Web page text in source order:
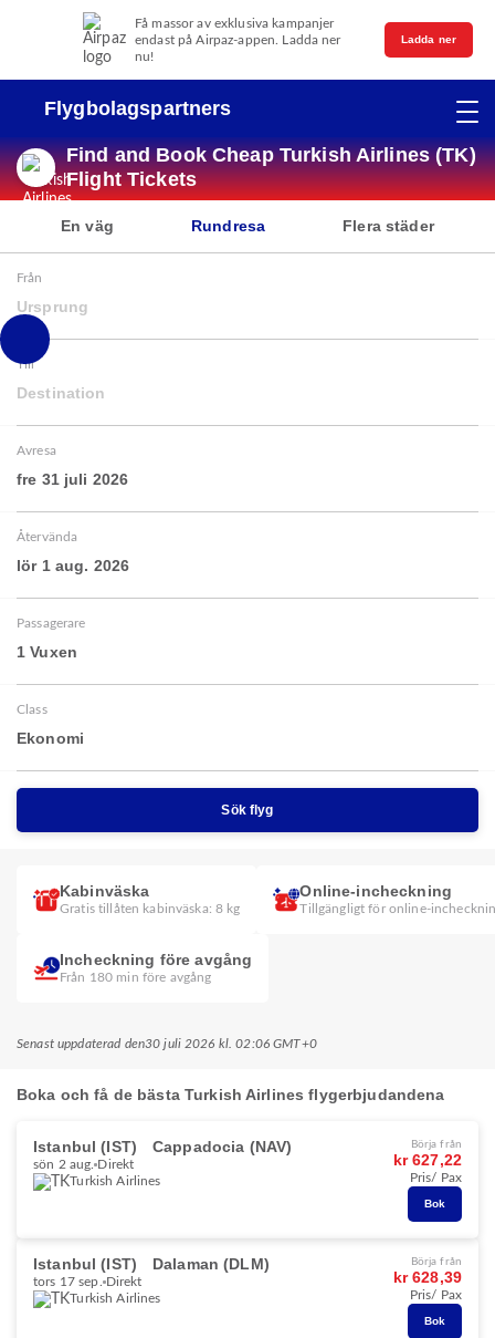
Få massor av exklusiva kampanjer
endast på Airpaz-appen. Ladda ner
nu!
Ladda ner
Flygbolagspartners
Find and Book Cheap Turkish Airlines (TK)
Flight Tickets
En väg Rundresa Flera städer
Från
Ursprung
Till
Destination
Avresa
fre 31 juli 2026
Återvända
lör 1 aug. 2026
Passagerare
1 Vuxen
Class
Ekonomi
Sök flyg
Kabinväska
Gratis tillåten kabinväska: 8 kg
Online-incheckning
Tillgängligt för online-
Incheckning före avgång
Från 180 min före avgång
Senast uppdaterad den30 juli 2026 kl. 02:06 GMT+0
Boka och få de bästa Turkish Airlines flygerbjudandena
Istanbul (IST) Cappadocia (NAV)
sön 2 aug. Direkt
Turkish Airlines
Börja från
kr 627,22
Pris/ Pax
Bok
Istanbul (IST) Dalaman (DLM)
tors 17 sep. Direkt
Turkish Airlines
Börja från
kr 628,39
Pris/ Pax
Bok